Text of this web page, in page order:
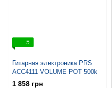
5
Гитарная электроника PRS
ACC4111 VOLUME POT 500k
1 858 грн